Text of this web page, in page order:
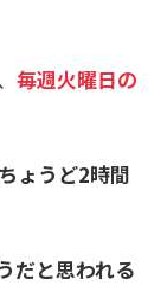
毎週火曜日の
ょうど2時間
だと思われる